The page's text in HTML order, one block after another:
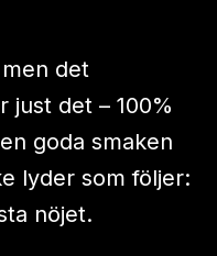
det
just det – 100%
goda smaken
lyder som följer:
nöjet.